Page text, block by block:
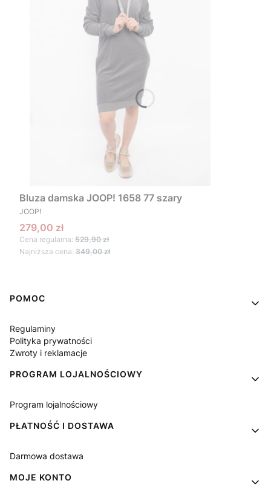
Bluza damska JOOP! 1658 77 szary
PRODUCENT
JOOP!
Cena promocyjna
279,00 zł
Cena regularna: 529,90 zł
Najniższa cena: 349,00 zł
Linki w stopce
POMOC
Regulaminy
Polityka prywatności
Zwroty i reklamacje
PROGRAM LOJALNOŚCIOWY
Program lojalnościowy
PŁATNOŚĆ I DOSTAWA
Darmowa dostawa
MOJE KONTO